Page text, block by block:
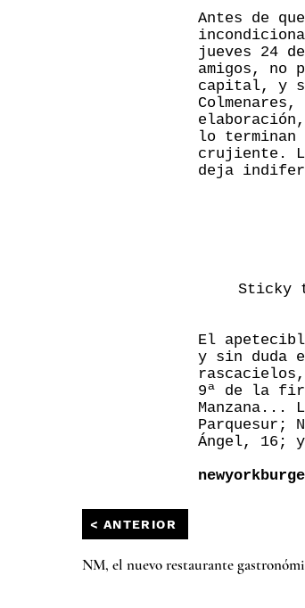
Antes de
jueves 24
amigos, no
capital, y
lo terminan
crujiente.
deja
Sticky
El
y sin duda
9ª de la
Manzana...
Parquesur;
Ángel, 16;
< ANTERIOR
NM, el nuevo restaurante